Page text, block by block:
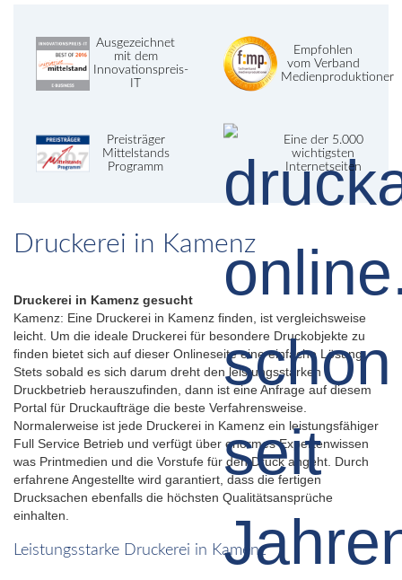
Ausgezeichnet
mit dem
Innovationspreis-
IT
Empfohlen
vom Verband
Medienproduktioner
Preisträger
Mittelstands
Programm
Eine der 5.000
wichtigsten
Internetseiten
Druckerei in Kamenz
Druckerei in Kamenz gesucht
Kamenz: Eine Druckerei in Kamenz finden, ist vergleichsweise
leicht. Um die ideale Druckerei für besondere Druckobjekte zu
finden bietet sich auf dieser Onlineseite eine einfache Lösung.
Stets sobald es sich darum dreht den leistungsstarken
Druckbetrieb herauszufinden, dann ist eine Anfrage auf diesem
Portal für Druckaufträge die beste Verfahrensweise.
Normalerweise ist jede Druckerei in Kamenz ein leistungsfähiger
Full Service Betrieb und verfügt über enormes Expertenwissen
was Printmedien und die Vorstufe für den Druck angeht. Durch
erfahrene Angestellte wird garantiert, dass die fertigen
Drucksachen ebenfalls die höchsten Qualitätsansprüche
einhalten.
Leistungsstarke Druckerei in Kamenz